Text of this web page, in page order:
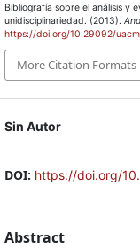
Sin Autor
DOI: https://doi.org/
Abstract
Bibliografía sobre el análisis y
unidisciplinariedad. (2013).
https://doi.org/10.29092/
More Citation Formats